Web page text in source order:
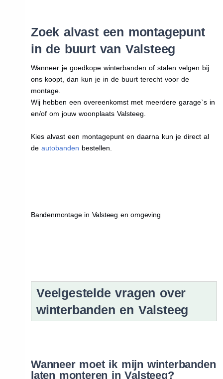
Zoek alvast een montagepunt
in de buurt van Valsteeg
Wanneer je goedkope winterbanden of stalen velgen bij
ons koopt, dan kun je in de buurt terecht voor de
montage.
Wij hebben een overeenkomst met meerdere garage`s in
en/of om jouw woonplaats Valsteeg.
Kies alvast een montagepunt en daarna kun je direct al
de autobanden bestellen.
Bandenmontage in Valsteeg en omgeving
Veelgestelde vragen over
winterbanden en Valsteeg
Wanneer moet ik mijn winterbanden
laten monteren in Valsteeg?